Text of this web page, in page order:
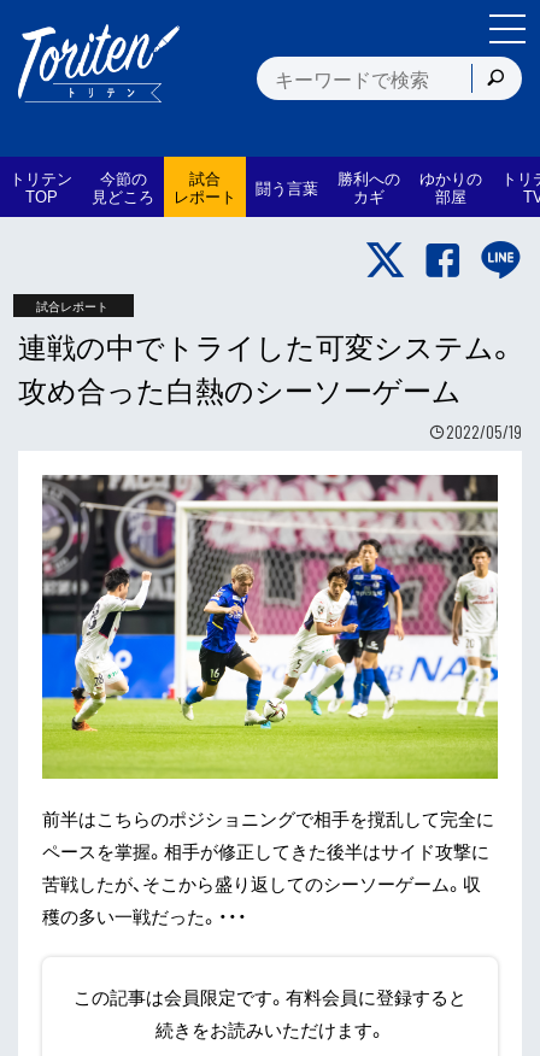
トリテン
TOP
今節の
見どころ
試合
レポート 闘う言葉 勝利への
カギ
ゆかりの
部屋
トリ
試合レポート
連戦の中でトライした可変システム。
攻め合った白熱のシーソーゲーム
2022/05/19
前半はこちらのポジショニングで相手を撹乱して完全に
ペースを掌握。相手が修正してきた後半はサイド攻撃に
苦戦したが、そこから盛り返してのシーソーゲーム。収
穫の多い一戦だった。・・・
この記事は会員限定です。有料会員に登録すると
続きをお読みいただけます。